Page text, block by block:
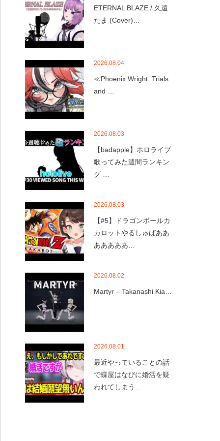
ETERNAL BLAZE / 久遠
たま (Cover)…
2026.08.04
≪Phoenix Wright: Trials
and …
2026.08.03
【badapple】ホロライブ
歌ってみた週間ランキン
グ …
2026.08.03
【#5】ドラゴンボールカ
カロットやるしゅばああ
あああああ…
2026.08.02
Martyr – Takanashi Kia…
2026.08.01
最近やっていることの話
で蝶屋はなびに婚活を疑
われてしまう…